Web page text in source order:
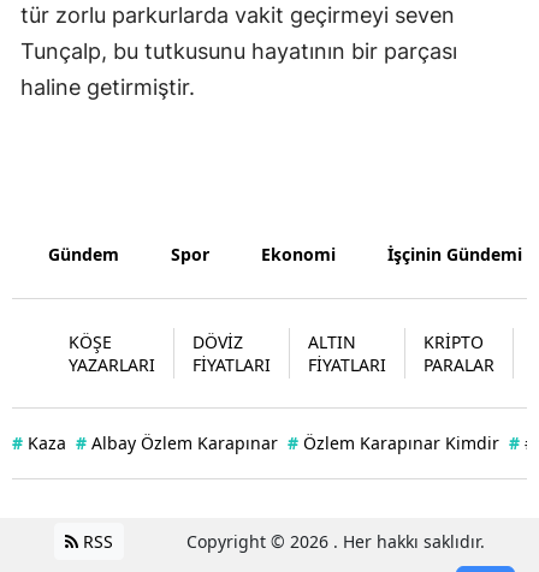
Van
Batman
tür zorlu parkurlarda vakit geçirmeyi seven
Tunçalp, bu tutkusunu hayatının bir parçası
haline getirmiştir.
Gündem Spor Ekonomi İşçinin Gündemi
KÖŞE
YAZARLARI
DÖVİZ
FİYATLARI
ALTIN
FİYATLARI
KRİPTO
PARALAR
# Kaza # Albay Özlem Karapınar # Özlem Karapınar Kimdir #
RSS Copyright © 2026 . Her hakkı saklıdır.